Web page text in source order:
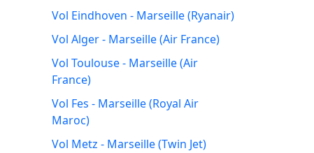
Vol Eindhoven - Marseille (Ryanair)
Vol Alger - Marseille (Air France)
Vol Toulouse - Marseille (Air
France)
Vol Fes - Marseille (Royal Air
Maroc)
Vol Metz - Marseille (Twin Jet)